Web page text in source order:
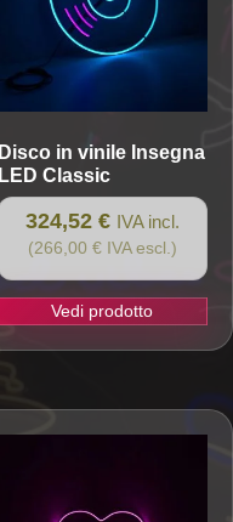
Disco in vinileInsegna
LED Classic
324,52 € IVA incl.
(266,00 € IVA escl.)
Vedi prodotto